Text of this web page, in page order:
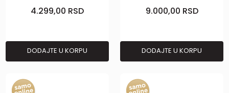
Neo/Smart, inox
4.299,00 RSD
DODAJTE U KORPU
Babycook Neo,bela
9.000,00 RSD
DODAJTE U KORPU